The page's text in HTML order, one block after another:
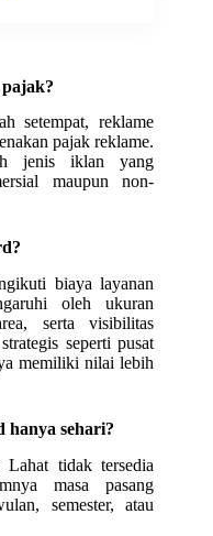
setempat, reklame
pajak reklame.
jenis iklan yang
maupun non-
biaya layanan
oleh ukuran
serta visibilitas
seperti pusat
memiliki nilai lebih
hanya sehari?
tidak tersedia
masa pasang
semester, atau